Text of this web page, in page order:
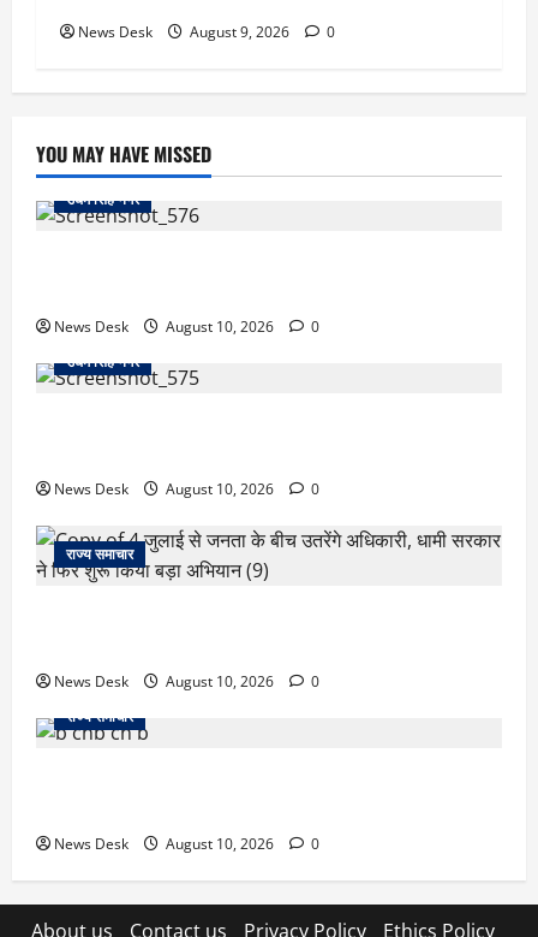
News Desk August 9, 2026 0
YOU MAY HAVE MISSED
उधम सिंह नगर
News Desk August 10, 2026
0
उधम सिंह नगर
News Desk August 10, 2026 0
राज्य समाचार
News Desk August 10, 2026
0
राज्य समाचार
News Desk August 10, 2026 0
About us Contact us Privacy Policy Ethics Policy